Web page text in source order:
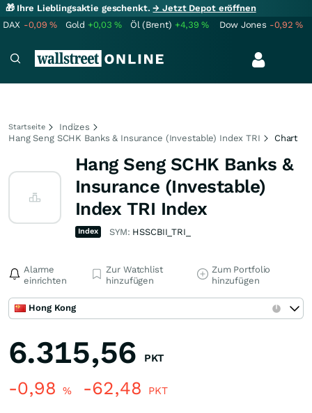
🎁 Ihre Lieblingsaktie geschenkt.→ Jetzt Depot eröffnen
DAX -0,09% Gold +0,03% Öl (Brent) +4,39% Dow Jones -0,92%
Startseite
Indizes
Hang Seng SCHK Banks & Insurance (Investable) Index TRI
Chart
Hang Seng SCHK Banks &
Insurance (Investable)
Index TRI Index
Index SYM: HSSCBII_TRI_
Alarme
einrichten
Zur Watchlist
hinzufügen
Zum Portfolio
hinzufügen
Hong Kong
6.315,56 PKT
-0,98 % -62,48 PKT